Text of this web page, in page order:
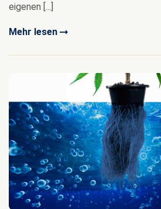
eigenen [...]
Mehr lesen